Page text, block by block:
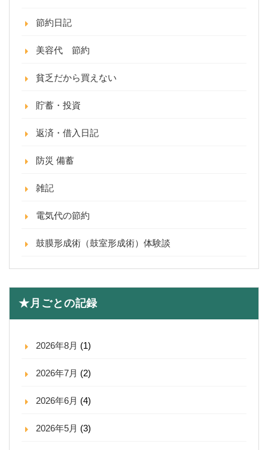
節約日記
美容代 節約
貧乏だから買えない
貯蓄・投資
返済・借入日記
防災 備蓄
雑記
電気代の節約
鼓膜形成術（鼓室形成術）体験談
★月ごとの記録
2026年8月 (1)
2026年7月 (2)
2026年6月 (4)
2026年5月 (3)